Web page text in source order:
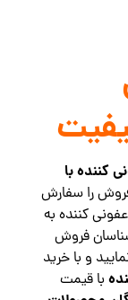
کننده با
را سفارش
کننده به
فروش
و با خرید
با قیمت